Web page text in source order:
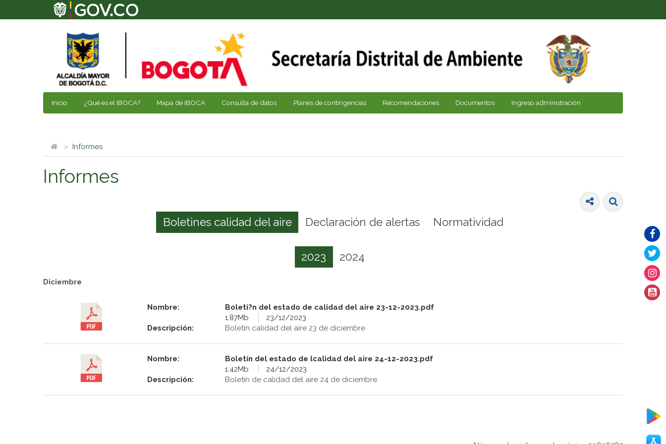
Inicio ¿Qué es el IBOCA? Mapa de IBOCA Consulta de datos Planes de contingencias Recomendaciones Documentos Ingreso administración
Informes
Informes
Boletines calidad del aire Declaración de alertas Normatividad
2023 2024
Diciembre
Nombre:
Boleti?n del estado de calidad del aire 23-12-2023.pdf
1.87Mb
23/12/2023
Descripción:
Boletín calidad del aire 23 de diciembre
Nombre:
Boletín del estado de lcalidad del aire 24-12-2023.pdf
1.42Mb
24/12/2023
Descripción:
Boletín de calidad del aire 24 de diciembre